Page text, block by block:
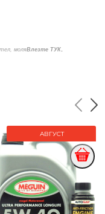
моляВлезте ТУК
АВГУСТ